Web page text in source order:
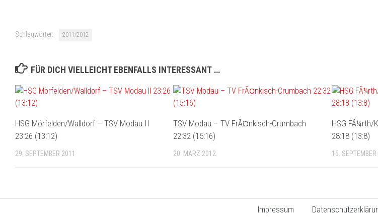
Schlagwörter: 2011/2012
FÜR DICH VIELLEICHT EBENFALLS INTERESSANT …
HSG Mörfelden/Walldorf – TSV Modau II
23:26 (13:12)
29. SEPTEMBER 2011
TSV Modau – TV FrÃ¤nkisch-Crumbach
22:32 (15:16)
20. MÄRZ 2012
HSG FÃ¼rth/
28:18 (13:8)
15. SEPTEMBER
Impressum